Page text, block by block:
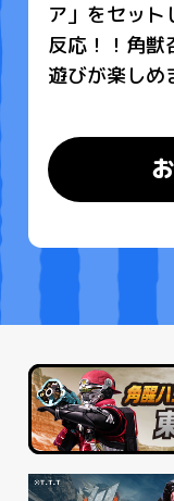
ア」をセット
反応！！角獣
遊びが楽しめ